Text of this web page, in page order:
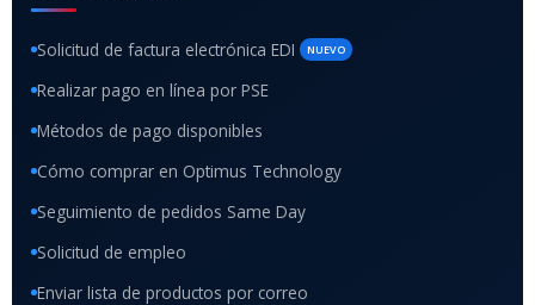
Solicitud de factura electrónica EDI NUEVO
Realizar pago en línea por PSE
Métodos de pago disponibles
Cómo comprar en Optimus Technology
Seguimiento de pedidos Same Day
Solicitud de empleo
Enviar lista de productos por correo